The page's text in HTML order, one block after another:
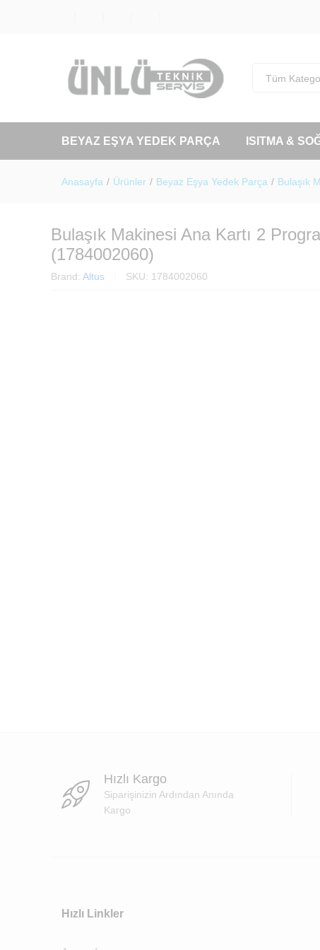
Tüm
BEYAZ EŞYA YEDEK PARÇA ISITMA &
Anasayfa / Ürünler / Beyaz Eşya Yedek Parça / Bulaşık
Bulaşık Makinesi Ana Kartı 2
(1784002060)
Brand: Altus SKU: 1784002060
Hızlı Kargo
Siparişinizin Ardından Anında
Kargo
Hızlı Linkler